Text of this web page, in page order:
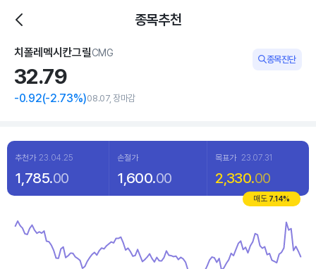
종목추천
치폴레멕시칸그릴CMG
종목진단
32.79
-0.92(-2.73%)08.07, 장마감
추천가 23.04.25 손절가 목표가 23.07.31
1,785.00 1,600.00 2,330.00
매도 7.14%
View as data table, Chart
The chart has 1 X axis displaying categories.
The chart has 1 Y axis displaying values. Data ranges from 28.18